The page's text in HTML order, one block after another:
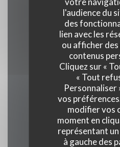
l'audience du
des
lien avec les
ou afficher
contenus
Cliquez sur «
« Tout
Personnaliser
vos
modifier vos
moment en
représentant un
à gauche des
Accès aux
Moyens de
Union Pay , Espèces,